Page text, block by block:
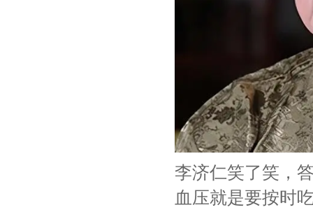
李济仁笑了笑，
血压就是要按时